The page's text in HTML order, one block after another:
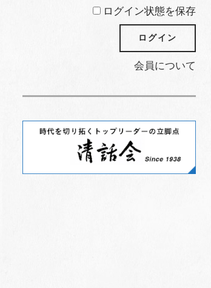
ログイン状態を保存
会員について